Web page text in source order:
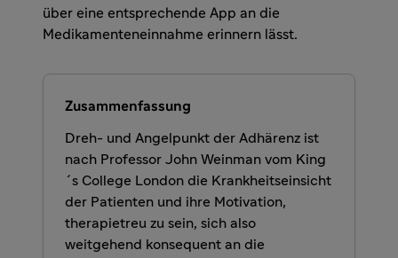
über eine entsprechende App an die
Medikamenteneinnahme erinnern lässt.
Zusammenfassung
Dreh- und Angelpunkt der Adhärenz ist
nach Professor John Weinman vom King
´s College London die Krankheitseinsicht
der Patienten und ihre Motivation,
therapietreu zu sein, sich also
weitgehend konsequent an die